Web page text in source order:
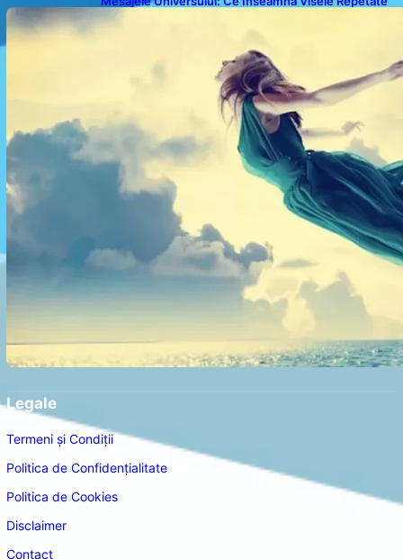
Legale
Termeni și Condiții
Politica de Confidențialitate
Politica de Cookies
Disclaimer
Contact